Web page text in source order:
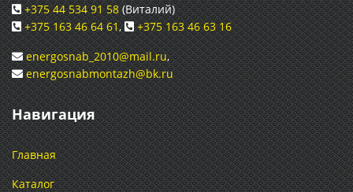
+375 44 534 91 58(Виталий)
+375 163 46 64 61,
+375 163 46 63 16
energosnab_2010@mail.ru,
energosnabmontazh@bk.ru
Навигация
Главная
Каталог